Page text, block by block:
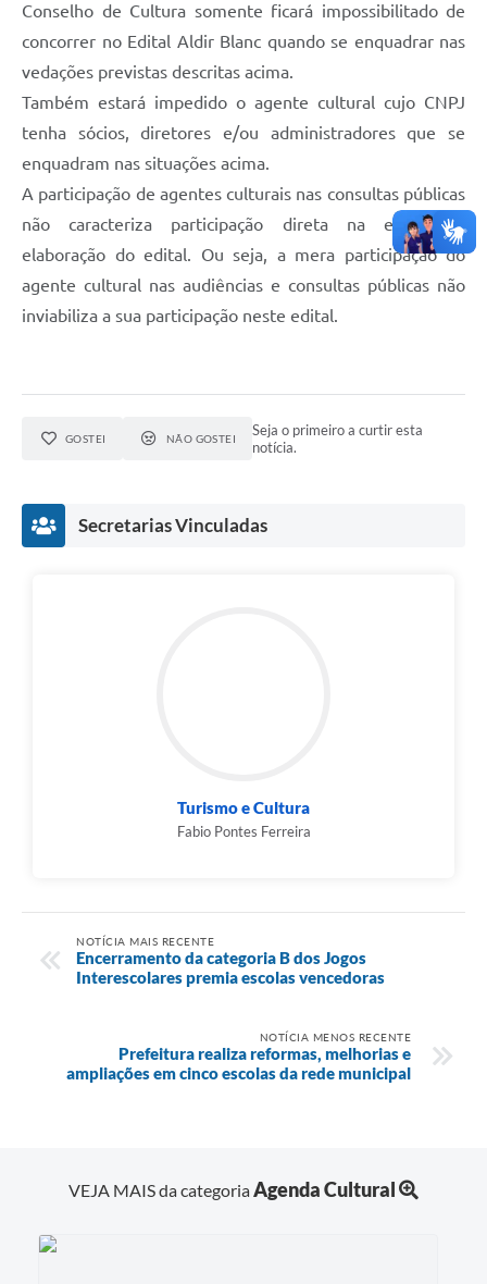
Conselho de Cultura somente ficará impossibilitado de
concorrer no Edital Aldir Blanc quando se enquadrar nas
vedações previstas descritas acima.
Também estará impedido o agente cultural cujo CNPJ
tenha sócios, diretores e/ou administradores que se
enquadram nas situações acima.
A participação de agentes culturais nas consultas públicas
não caracteriza participação direta na etapa de
elaboração do edital. Ou seja, a mera participação do
agente cultural nas audiências e consultas públicas não
inviabiliza a sua participação neste edital.
GOSTEI NÃO GOSTEI
Seja o primeiro a curtir esta
notícia.
Secretarias Vinculadas
Turismo e Cultura
Fabio Pontes Ferreira
NOTÍCIA MAIS RECENTE
Encerramento da categoria B dos Jogos
Interescolares premia escolas vencedoras
NOTÍCIA MENOS RECENTE
Prefeitura realiza reformas, melhorias e
ampliações em cinco escolas da rede municipal
VEJA MAIS da categoriaAgenda Cultural